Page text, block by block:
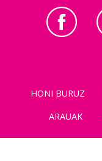
HONI BURUZ
ARAUAK